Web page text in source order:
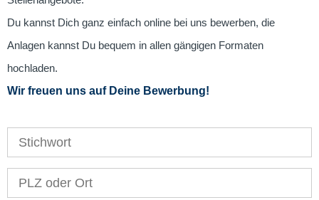
Du kannst Dich ganz einfach online bei uns bewerben, die
Anlagen kannst Du bequem in allen gängigen Formaten
hochladen.
Wir freuen uns auf Deine Bewerbung!